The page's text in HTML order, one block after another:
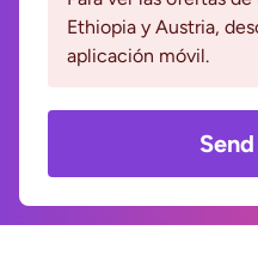
Ethiopia y Austria,
aplicación móvil.